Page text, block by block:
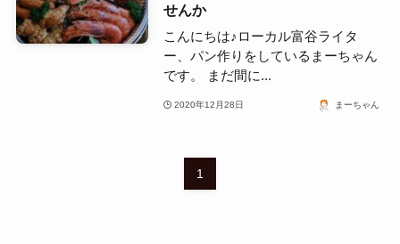
せんか
こんにちは♪ローカル富谷ライタ
ー、パン作りをしているまーちゃん
です。 まだ間に...
2020年12月28日 まーちゃん
1